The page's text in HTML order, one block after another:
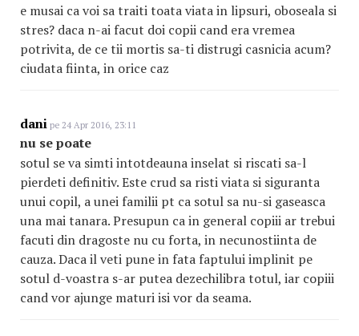
e musai ca voi sa traiti toata viata in lipsuri, oboseala si
stres? daca n-ai facut doi copii cand era vremea
potrivita, de ce tii mortis sa-ti distrugi casnicia acum?
ciudata fiinta, in orice caz
dani pe 24 Apr 2016, 23:11
nu se poate
sotul se va simti intotdeauna inselat si riscati sa-l
pierdeti definitiv. Este crud sa risti viata si siguranta
unui copil, a unei familii pt ca sotul sa nu-si gaseasca
una mai tanara. Presupun ca in general copiii ar trebui
facuti din dragoste nu cu forta, in necunostiinta de
cauza. Daca il veti pune in fata faptului implinit pe
sotul d-voastra s-ar putea dezechilibra totul, iar copiii
cand vor ajunge maturi isi vor da seama.